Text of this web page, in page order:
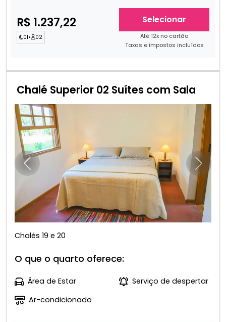
R$ 1.237,22
01• 02
Selecionar
Até 12x no cartão
Taxas e impostos incluídos
Chalé Superior 02 Suítes com Sala
Anterior
Chalés 19 e 20
O que o quarto oferece:
Área de Estar
Serviço de despertar
Ar-condicionado